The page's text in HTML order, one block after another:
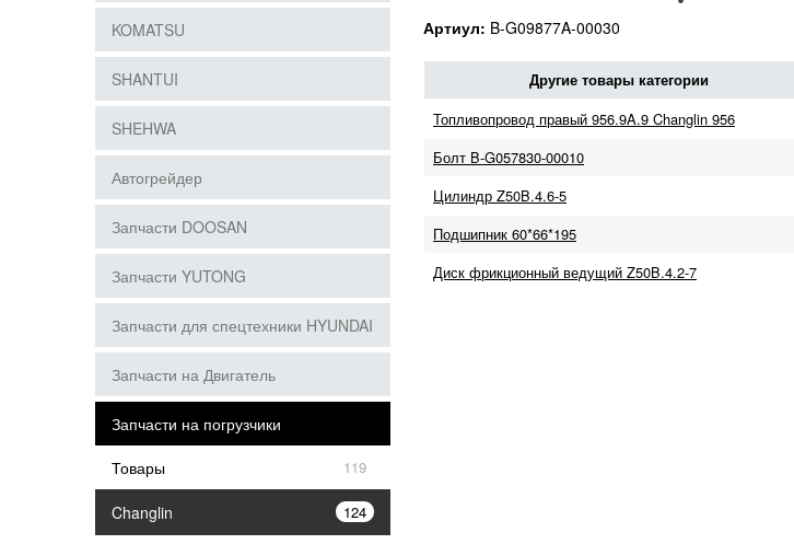
Артиул: B-G09877A-00030
Другие товары категории
Топливопровод правый 956.9A.9 Changlin 956
Болт B-G057830-00010
Цилиндр Z50B.4.6-5
Подшипник 60*66*195
Диск фрикционный ведущий Z50B.4.2-7
KOMATSU
SHANTUI
SHEHWA
Автогрейдер
Запчасти DOOSAN
Запчасти YUTONG
Запчасти для спецтехники HYUNDAI
Запчасти на Двигатель
Запчасти на погрузчики
Товары
119
Changlin 124